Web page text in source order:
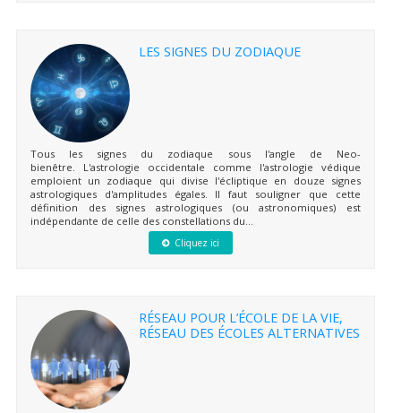
LES SIGNES DU ZODIAQUE
Tous les signes du zodiaque sous l'angle de Neo-
bienêtre. L'astrologie occidentale comme l'astrologie védique
emploient un zodiaque qui divise l'écliptique en douze signes
astrologiques d'amplitudes égales. Il faut souligner que cette
définition des signes astrologiques (ou astronomiques) est
indépendante de celle des constellations du...
Cliquez ici
RÉSEAU POUR L’ÉCOLE DE LA VIE,
RÉSEAU DES ÉCOLES ALTERNATIVES